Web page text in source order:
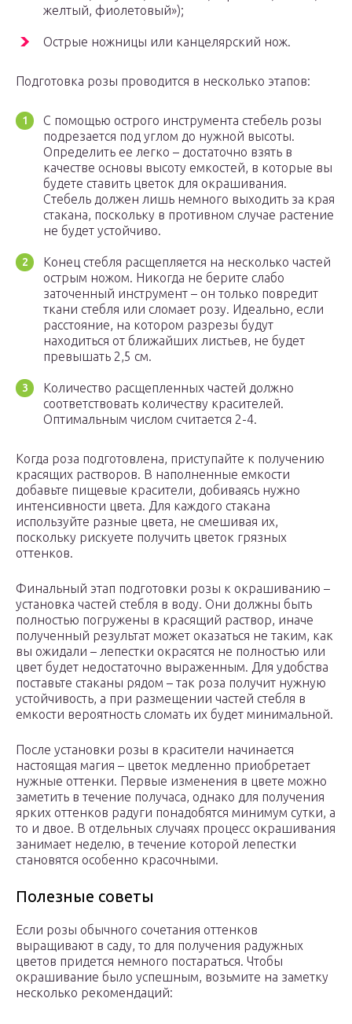
желтый, фиолетовый»);
Острые ножницы или канцелярский нож.
Подготовка розы проводится в несколько этапов:
С помощью острого инструмента стебель розы
подрезается под углом до нужной высоты.
Определить ее легко – достаточно взять в
качестве основы высоту емкостей, в которые вы
будете ставить цветок для окрашивания.
Стебель должен лишь немного выходить за края
стакана, поскольку в противном случае растение
не будет устойчиво.
Конец стебля расщепляется на несколько частей
острым ножом. Никогда не берите слабо
заточенный инструмент – он только повредит
ткани стебля или сломает розу. Идеально, если
расстояние, на котором разрезы будут
находиться от ближайших листьев, не будет
превышать 2,5 см.
Количество расщепленных частей должно
соответствовать количеству красителей.
Оптимальным числом считается 2-4.
Когда роза подготовлена, приступайте к получению
красящих растворов. В наполненные емкости
добавьте пищевые красители, добиваясь нужно
интенсивности цвета. Для каждого стакана
используйте разные цвета, не смешивая их,
поскольку рискуете получить цветок грязных
оттенков.
Финальный этап подготовки розы к окрашиванию –
установка частей стебля в воду. Они должны быть
полностью погружены в красящий раствор, иначе
полученный результат может оказаться не таким, как
вы ожидали – лепестки окрасятся не полностью или
цвет будет недостаточно выраженным. Для удобства
поставьте стаканы рядом – так роза получит нужную
устойчивость, а при размещении частей стебля в
емкости вероятность сломать их будет минимальной.
После установки розы в красители начинается
настоящая магия – цветок медленно приобретает
нужные оттенки. Первые изменения в цвете можно
заметить в течение получаса, однако для получения
ярких оттенков радуги понадобятся минимум сутки, а
то и двое. В отдельных случаях процесс окрашивания
занимает неделю, в течение которой лепестки
становятся особенно красочными.
Полезные советы
Если розы обычного сочетания оттенков
выращивают в саду, то для получения радужных
цветов придется немного постараться. Чтобы
окрашивание было успешным, возьмите на заметку
несколько рекомендаций: